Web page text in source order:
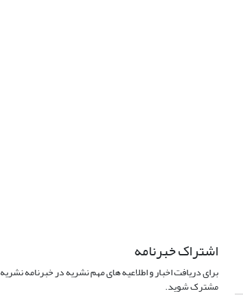
اشتراک خبرنامه
برای دریافت اخبار و اطلاعیه های مهم نشریه در خبرنامه نشریه
مشترک شوید.